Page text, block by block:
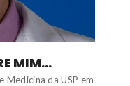
MIM...
Medicina da USP em